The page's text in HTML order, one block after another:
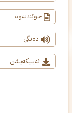
خوێندنەوە
دەنگی
ئەپلیکەیشن